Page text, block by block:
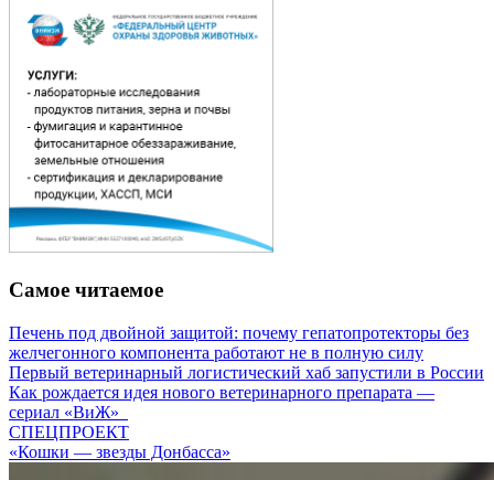
Самое читаемое
Печень под двойной защитой: почему гепатопротекторы без
желчегонного компонента работают не в полную силу
Первый ветеринарный логистический хаб запустили в России
Как рождается идея нового ветеринарного препарата —
сериал «ВиЖ»
СПЕЦПРОЕКТ
«Кошки — звезды Донбасса»